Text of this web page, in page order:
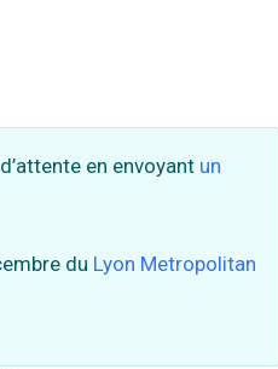
en envoyant un
du Lyon Metropolitan